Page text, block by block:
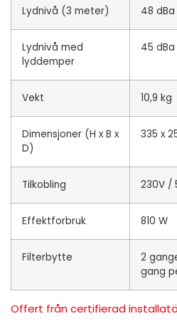
Lydnivå (3 meter) 48 dBa
Lydnivå med
lyddemper
45 dBa
Vekt 10,9 kg
Dimensjoner (H x B x
D)
335 x
Tilkobling 230V /
Effektforbruk 810 W
Filterbytte
2
gang
Offert från certifierad